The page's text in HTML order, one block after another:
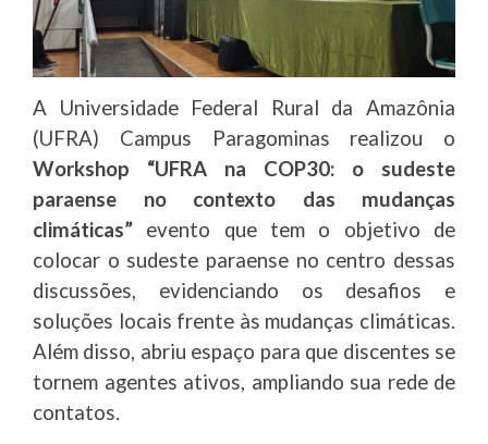
A Universidade Federal Rural da Amazônia
(UFRA) Campus Paragominas realizou o
Workshop “UFRA na COP30: o sudeste
paraense no contexto das mudanças
climáticas” evento que tem o objetivo de
colocar o sudeste paraense no centro dessas
discussões, evidenciando os desafios e
soluções locais frente às mudanças climáticas.
Além disso, abriu espaço para que discentes se
tornem agentes ativos, ampliando sua rede de
contatos.